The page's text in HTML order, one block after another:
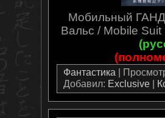
Мобильный
Вальс / Mobile
Фантастика |
Добавил: Exclusive |